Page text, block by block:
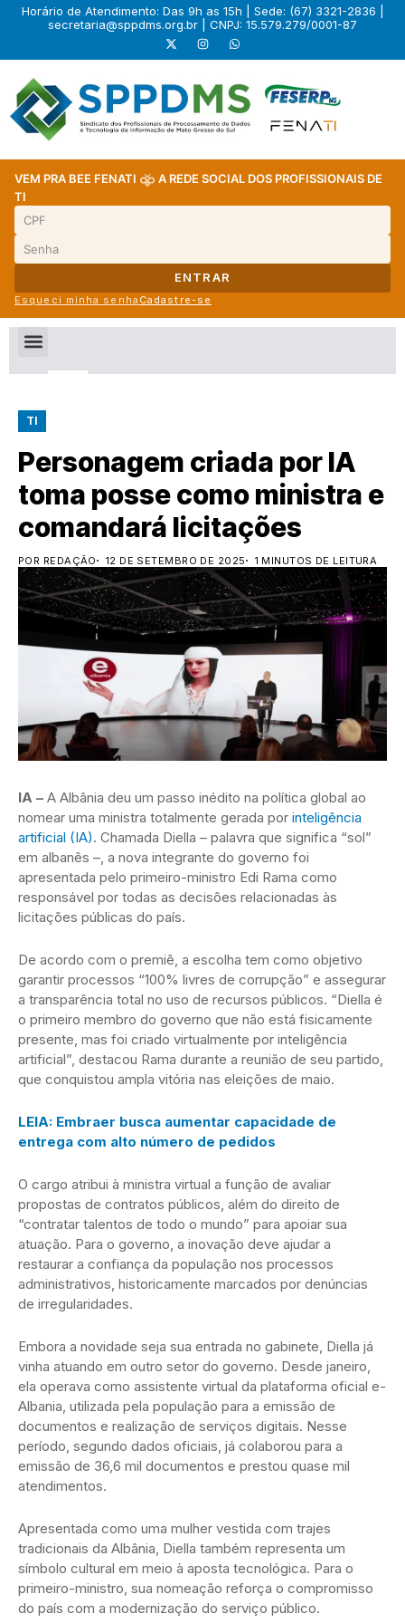
Horário de Atendimento: Das 9h as 15h | Sede: (67) 3321-2836 |
secretaria@sppdms.org.br | CNPJ: 15.579.279/0001-87
VEM PRA BEE FENATI
A REDE SOCIAL DOS PROFISSIONAIS DE
TI
ENTRAR
Esqueci minha senha Cadastre-se
TI
Personagem criada por IA
toma posse como ministra e
comandará licitações
POR REDAÇÃO 12 DE SETEMBRO DE 2025 1 MINUTOS DE LEITURA
IA – A Albânia deu um passo inédito na política global ao
nomear uma ministra totalmente gerada por inteligência
artificial (IA). Chamada Diella – palavra que significa “sol”
em albanês –, a nova integrante do governo foi
apresentada pelo primeiro-ministro Edi Rama como
responsável por todas as decisões relacionadas às
licitações públicas do país.
De acordo com o premiê, a escolha tem como objetivo
garantir processos “100% livres de corrupção” e assegurar
a transparência total no uso de recursos públicos. “Diella é
o primeiro membro do governo que não está fisicamente
presente, mas foi criado virtualmente por inteligência
artificial”, destacou Rama durante a reunião de seu partido,
que conquistou ampla vitória nas eleições de maio.
LEIA: Embraer busca aumentar capacidade de
entrega com alto número de pedidos
O cargo atribui à ministra virtual a função de avaliar
propostas de contratos públicos, além do direito de
“contratar talentos de todo o mundo” para apoiar sua
atuação. Para o governo, a inovação deve ajudar a
restaurar a confiança da população nos processos
administrativos, historicamente marcados por denúncias
de irregularidades.
Embora a novidade seja sua entrada no gabinete, Diella já
vinha atuando em outro setor do governo. Desde janeiro,
ela operava como assistente virtual da plataforma oficial e-
Albania, utilizada pela população para a emissão de
documentos e realização de serviços digitais. Nesse
período, segundo dados oficiais, já colaborou para a
emissão de 36,6 mil documentos e prestou quase mil
atendimentos.
Apresentada como uma mulher vestida com trajes
tradicionais da Albânia, Diella também representa um
símbolo cultural em meio à aposta tecnológica. Para o
primeiro-ministro, sua nomeação reforça o compromisso
do país com a modernização do serviço público.